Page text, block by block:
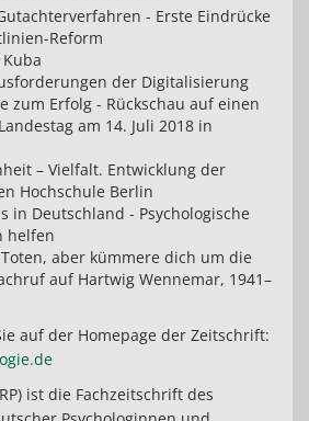
- Erste Eindrücke
Reform
der Digitalisierung
zum Erfolg - Rückschau auf einen
am 14. Juli 2018 in
– Vielfalt. Entwicklung der
Hochschule Berlin
in Deutschland - Psychologische
helfen
aber kümmere dich um die
auf Hartwig Wennemar, 1941–
auf der Homepage der Zeitschrift:
ist die Fachzeitschrift des